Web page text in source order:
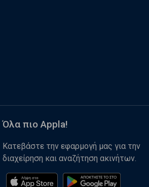
Όλα πιο Appla!
Κατεβάστε την εφαρμογή μας για την
διαχείρηση και αναζήτηση ακινήτων.